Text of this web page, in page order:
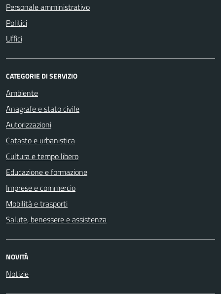
Personale amministrativo
Politici
Uffici
CATEGORIE DI SERVIZIO
Ambiente
Anagrafe e stato civile
Autorizzazioni
Catasto e urbanistica
Cultura e tempo libero
Educazione e formazione
Imprese e commercio
Mobilità e trasporti
Salute, benessere e assistenza
NOVITÀ
Notizie